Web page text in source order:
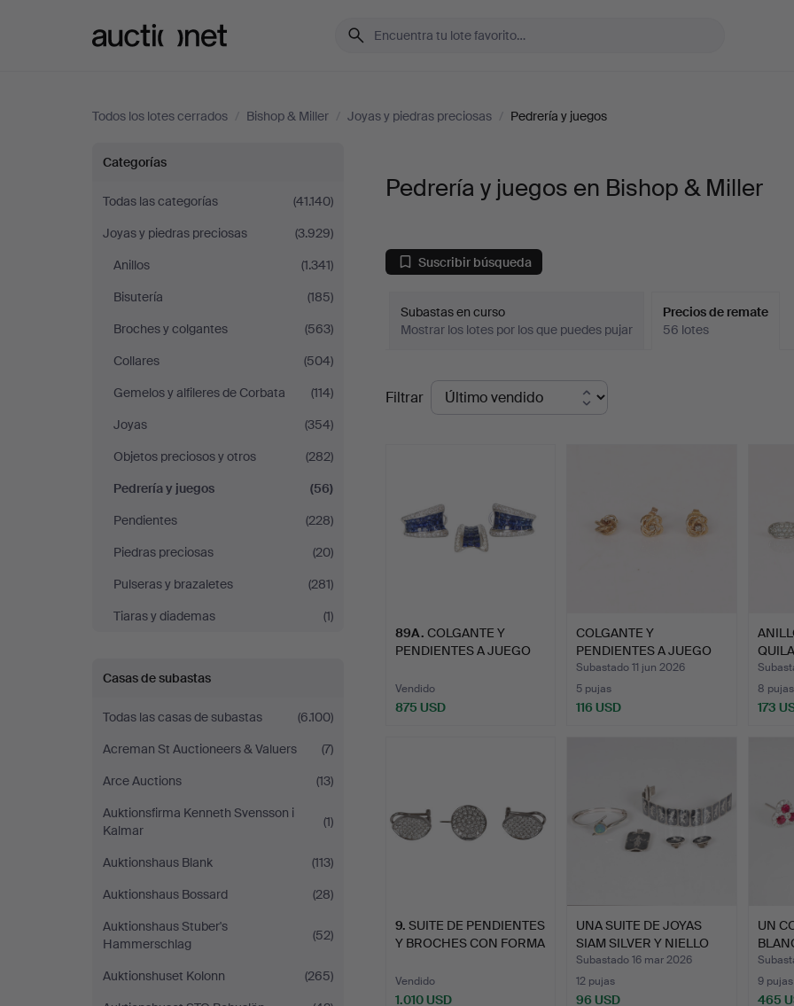
Todos los lotes cerrados / Bishop & Miller / Joyas y piedras preciosas / Pedrería y juegos
Pedrería
y
juegos
en
Bishop
Miller
Categorías
Todas las categorías
(41.140)
Joyas y piedras preciosas
(3.929)
Anillos
(1.341)
Bisutería
(185)
Broches y colgantes
(563)
Collares
(504)
Gemelos y alfileres de Corbata
(114)
Joyas
(354)
Objetos preciosos y otros
(282)
Pedrería y juegos
(56)
Pendientes
(228)
Piedras preciosas
(20)
Pulseras y brazaletes
(281)
Tiaras y diademas
(1)
Casas de subastas
Todas las casas de subastas
(6.100)
Acreman St Auctioneers & Valuers
(7)
Arce Auctions
(13)
Auktionsfirma Kenneth Svensson i
Kalmar
(1)
Auktionshaus Blank
(113)
Auktionshaus Bossard
(28)
Auktionshaus Stuber's
Hammerschlag
(52)
Auktionshuset Kolonn
(265)
Pedrería y juegos en Bishop & Miller
Suscribir búsqueda
Subastas en curso
Mostrar los lotes por los que puedes pujar
Precios de remate
56 lotes
Precios
de
Filtrar
89A. COLGANTE Y
PENDIENTES A JUEGO
Vendido
875 USD
COLGANTE Y
PENDIENTES A JUEGO
DE ORO DE 9 …
Subastado 11 jun 2026
5 pujas
116 USD
BLA…
8 pujas
173
9. SUITE DE PENDIENTES
Y BROCHES CON FORMA
Vendido
1.010 USD
UNA SUITE DE JOYAS
SIAM SILVER Y NIELLO
WA…
Subastado 16 mar 2026
12 pujas
96 USD
UN
E…
9 pujas
465